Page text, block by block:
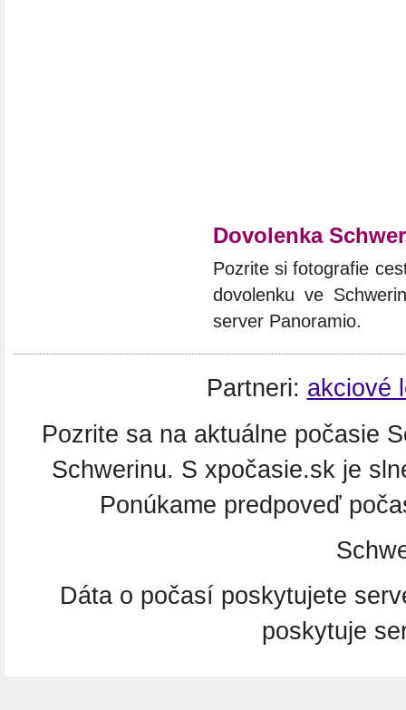
Dovolenka
Pozrite si fotografie
dovolenku ve
server Panoramio.
Partneri: akciové
Pozrite sa na aktuálne počasie
Schwerinu. S xpočasie.sk je
Ponúkame predpoveď
Dáta o počasí poskytujete
poskytuje